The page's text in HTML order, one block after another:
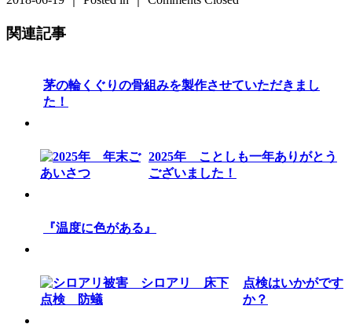
関連記事
茅の輪くぐりの骨組みを製作させていただきまし
た！
2025年 ことしも一年ありがとう
ございました！
『温度に色がある』
点検はいかがです
か？